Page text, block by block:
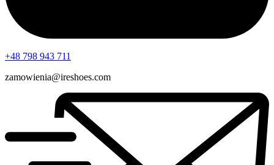
+48 798 943 711
zamowienia@ireshoes.com